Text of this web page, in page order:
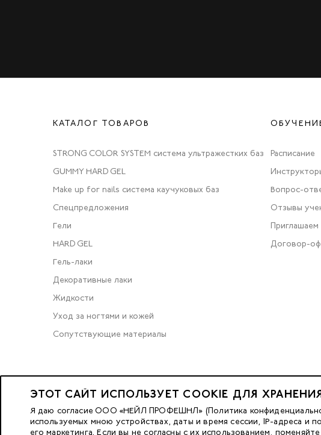
КАТАЛОГ ТОВАРОВ
STRONG COLOR SYSTEM система ультражестких баз
GUMMY HARD GEL
Make up for nails система каучуковых баз
Спецпредложения
Гели
HARD GEL
Гель-лаки
Декоративные лаки
Жидкости
Уход за ногтями и кожей
Сопутствующие материалы
Расписание
Вопрос-
Отзывы
Договор-
2023 © OOO «Нейл Профешнл».
Все права защищены.
Разработка
ЭТОТ САЙТ ИСПОЛЬЗУЕТ COOKIE ДЛЯ
Я даю согласие ООО «НЕЙЛ ПРОФЕШНЛ» (Политика
используемых мною устройствах, даты и время сессии, IP-адреса
его маркетинга. Если вы не согласны с их использованием,